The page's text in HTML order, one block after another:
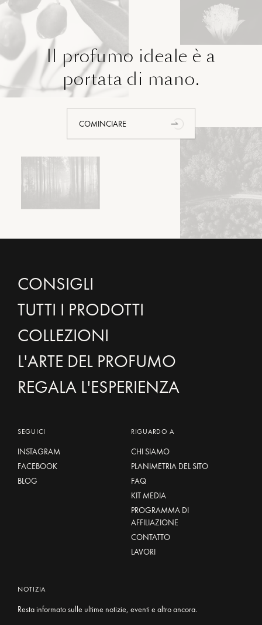
Il profumo ideale è a
portata di mano.
COMINCIARE
CONSIGLI
TUTTI I PRODOTTI
COLLEZIONI
L'ARTE DEL PROFUMO
REGALA L'ESPERIENZA
SEGUICI
INSTAGRAM
FACEBOOK
BLOG
RIGUARDO A
CHI SIAMO
PLANIMETRIA DEL SITO
FAQ
KIT MEDIA
PROGRAMMA DI
AFFILIAZIONE
CONTATTO
LAVORI
NOTIZIA
Resta informato sulle ultime notizie, eventi e altro ancora.